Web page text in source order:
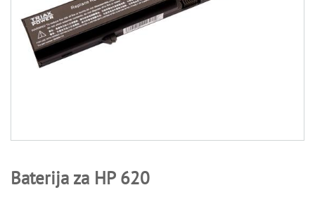
Baterija za HP 620